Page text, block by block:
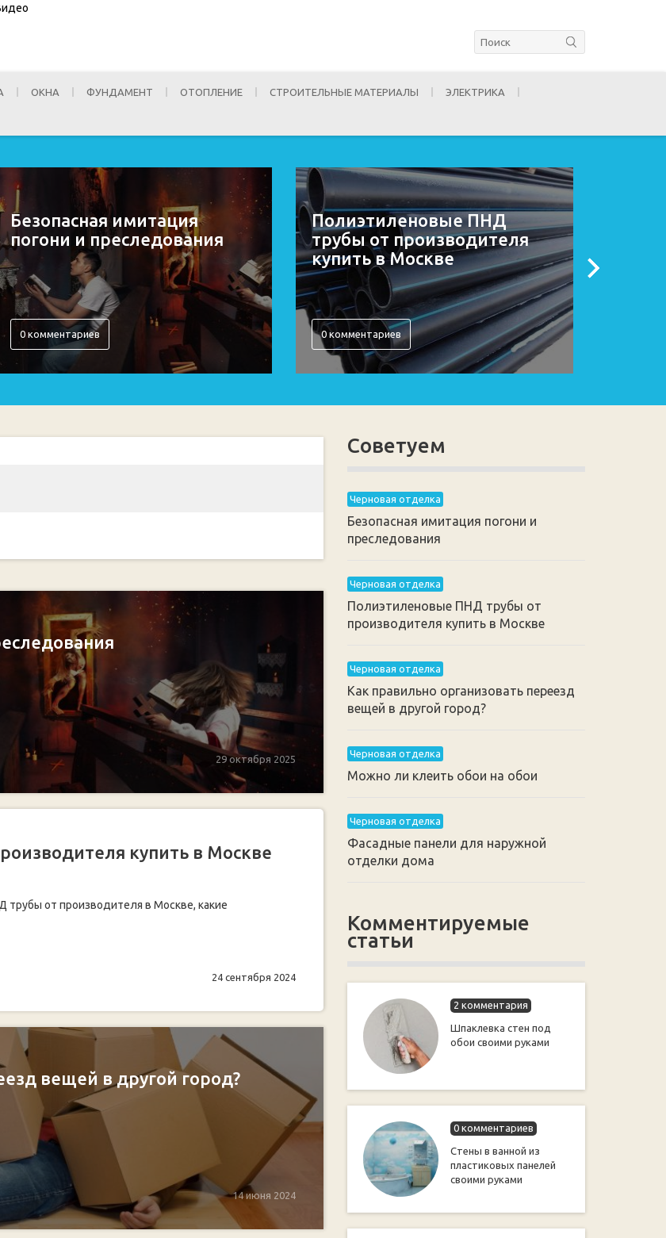
ОКНА ФУНДАМЕНТ ОТОПЛЕНИЕ СТРОИТЕЛЬНЫЕ МАТЕРИАЛЫ ЭЛЕКТРИКА
Безопасная имитация
погони и преследования
0 комментариев
Полиэтиленовые ПНД
трубы от производителя
купить в Москве
0 комментариев
29 октября 2025
купить в Москве
трубы от производителя в Москве, какие
24 сентября 2024
вещей в другой город?
14 июня 2024
Советуем
Черновая отделка
Безопасная имитация погони и
преследования
Черновая отделка
Полиэтиленовые ПНД трубы от
производителя купить в Москве
Черновая отделка
Как правильно организовать переезд
вещей в другой город?
Черновая отделка
Можно ли клеить обои на обои
Черновая отделка
Фасадные панели для наружной
отделки дома
Комментируемые
статьи
2 комментария
Шпаклевка стен под
обои своими руками
0 комментариев
Стены в ванной из
пластиковых панелей
своими руками